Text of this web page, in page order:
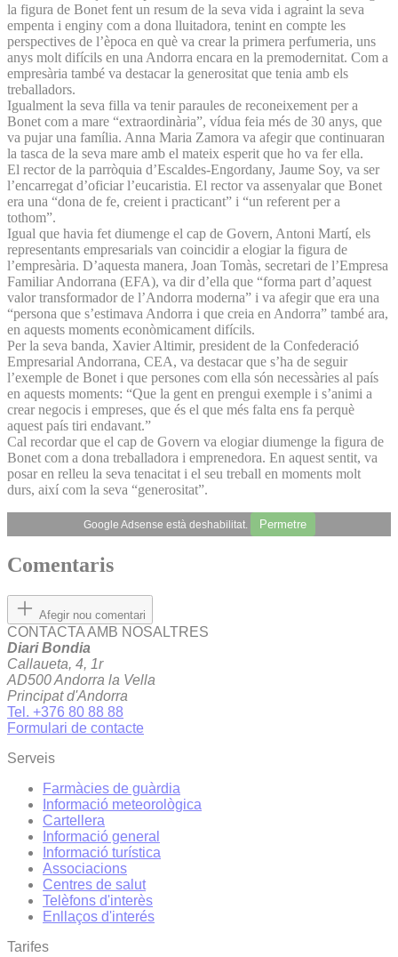
la figura de Bonet fent un resum de la seva vida i agraint la seva
empenta i enginy com a dona lluitadora, tenint en compte les
perspectives de l’època en què va crear la primera perfumeria, uns
anys molt difícils en una Andorra encara en la premodernitat. Com a
empresària també va destacar la generositat que tenia amb els
treballadors.
Igualment la seva filla va tenir paraules de reconeixement per a
Bonet com a mare “extraordinària”, vídua feia més de 30 anys, que
va pujar una família. Anna Maria Zamora va afegir que continuaran
la tasca de la seva mare amb el mateix esperit que ho va fer ella.
El rector de la parròquia d’Escaldes-Engordany, Jaume Soy, va ser
l’encarregat d’oficiar l’eucaristia. El rector va assenyalar que Bonet
era una “dona de fe, creient i practicant” i “un referent per a
tothom”.
Igual que havia fet diumenge el cap de Govern, Antoni Martí, els
representants empresarials van coincidir a elogiar la figura de
l’empresària. D’aquesta manera, Joan Tomàs, secretari de l’Empresa
Familiar Andorrana (EFA), va dir d’ella que “forma part d’aquest
valor transformador de l’Andorra moderna” i va afegir que era una
“persona que s’estimava Andorra i que creia en Andorra” també ara,
en aquests moments econòmicament difícils.
Per la seva banda, Xavier Altimir, president de la Confederació
Empresarial Andorrana, CEA, va destacar que s’ha de seguir
l’exemple de Bonet i que persones com ella són necessàries al país
en aquests moments: “Que la gent en prengui exemple i s’animi a
crear negocis i empreses, que és el que més falta ens fa perquè
aquest país tiri endavant.”
Cal recordar que el cap de Govern va elogiar diumenge la figura de
Bonet com a dona treballadora i emprenedora. En aquest sentit, va
posar en relleu la seva tenacitat i el seu treball en moments molt
durs, així com la seva “generositat”.
Google Adsense està deshabilitat. Permetre
Comentaris
Afegir nou comentari
CONTACTA AMB NOSALTRES
Diari Bondia
Callaueta, 4, 1r
AD500 Andorra la Vella
Principat d'Andorra
Tel. +376 80 88 88
Formulari de contacte
Serveis
Farmàcies de guàrdia
Informació meteorològica
Cartellera
Informació general
Informació turística
Associacions
Centres de salut
Telèfons d'interès
Enllaços d'interés
Tarifes